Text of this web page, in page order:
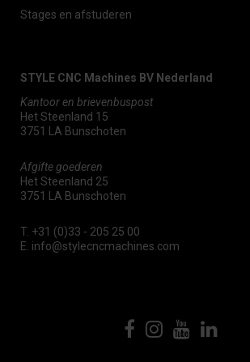
Stages en afstuderen
STYLE CNC Machines BV Nederland
Kantoor en brievenbuspost
Het Steenland 15
3751 LA Bunschoten
Afgifte goederen
Het Steenland 25
3751 LA Bunschoten
T. +31 (0)33 - 205 25 00
E. info@stylecncmachines.com